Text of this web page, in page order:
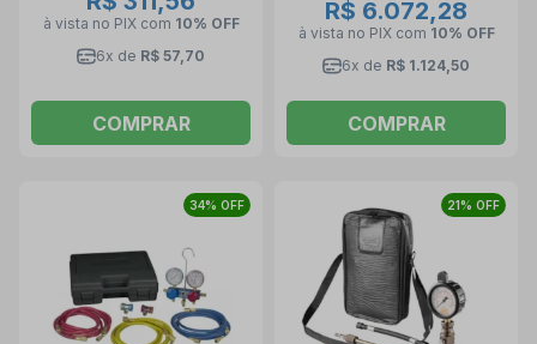
à vista no PIX com 10% OFF
6x de R$ 57,70
COMPRAR
R$ 6.072,28
à vista no PIX com 10% OFF
6x de R$ 1.124,50
COMPRAR
34% OFF 21% OFF